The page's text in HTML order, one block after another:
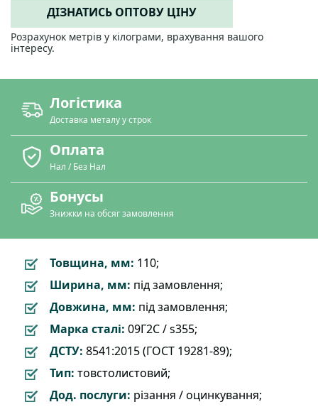
ДІЗНАТИСЬ ОПТОВУ ЦІНУ
Розрахунок метрів у кілограми, врахування вашого
інтересу.
Логістика
Доставка металу у строк
Оплата
Нал / Без Нал
Бонусы
Знижки на обсяг замовлення
Товщина, мм: 110;
Ширина, мм: під замовлення;
Довжина, мм: під замовлення;
Марка сталі: 09Г2С / s355;
ДСТУ: 8541:2015 (ГОСТ 19281-89);
Тип: товстолистовий;
Дод. послуги: різання / оцинкування;